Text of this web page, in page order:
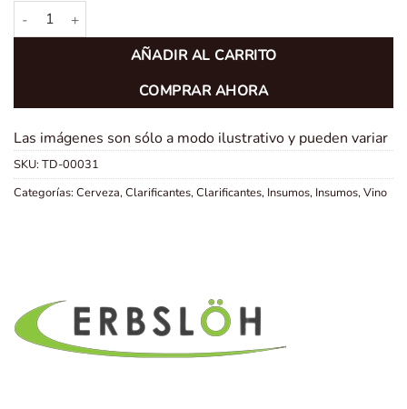
Clarificante Silica Gel Klar Sol 30 Erbsloh x 1 Litro cantidad
AÑADIR AL CARRITO
COMPRAR AHORA
Las imágenes son sólo a modo ilustrativo y pueden variar
SKU: TD-00031
Categorías: Cerveza,Clarificantes,Clarificantes, Insumos, Insumos,Vino